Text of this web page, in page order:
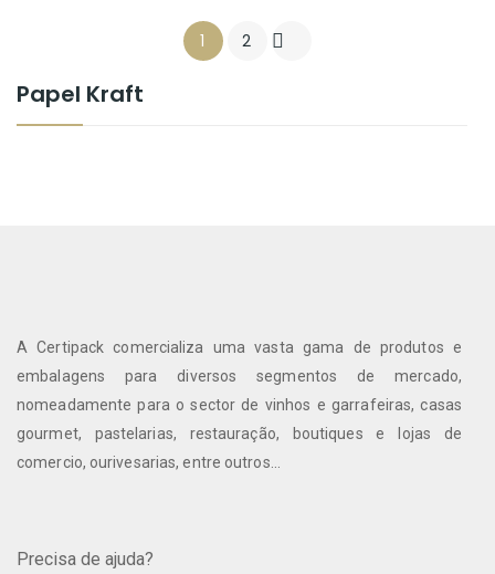
Papel Kraft
1 2 
A Certipack comercializa uma vasta gama de produtos e
embalagens para diversos segmentos de mercado,
nomeadamente para o sector de vinhos e garrafeiras, casas
gourmet, pastelarias, restauração, boutiques e lojas de
comercio, ourivesarias, entre outros...
Precisa de ajuda?